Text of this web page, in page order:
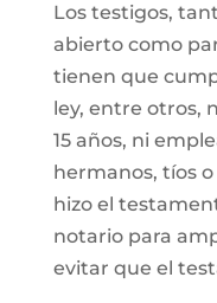
Los testigos,
abierto como
tienen que
ley, entre otros,
15 años, ni
hermanos, tíos
hizo el
notario para
evitar que el